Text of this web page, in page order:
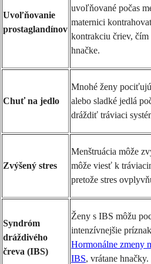
Uvoľňovanie
prostaglandínov
uvoľňované počas
maternici
kontrakciu čriev,
hnačke.
Chuť na jedlo
Mnohé ženy
alebo sladké jedlá
dráždiť tráviaci
Zvýšený stres
Menštruácia môže
môže viesť k
pretože stres
Syndróm
dráždivého
čreva (IBS)
Ženy s IBS môžu
intenzívnejšie
Hormonálne zmeny
IBS, vrátane hnačky.